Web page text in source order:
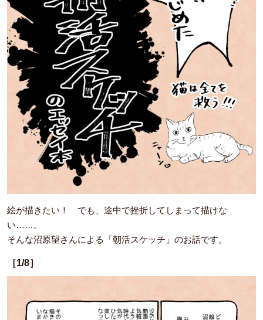
絵が描きたい！ でも、途中で挫折してしまって描けな
い……。
そんな沼原望さんによる「朝活スケッチ」のお話です。
［1/8］